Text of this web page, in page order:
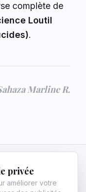
complète de
Loutil
.
Marline R.
ambitieux à
privée
améliorer votre